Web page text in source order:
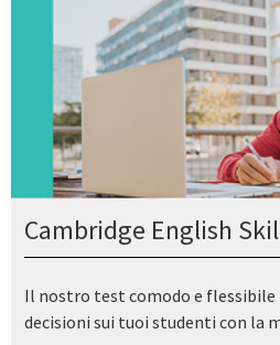
Cambridge English
Il nostro test comodo e flessibile
decisioni sui tuoi studenti con la